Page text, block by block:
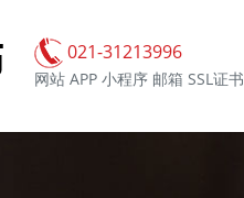
021-31213996
网站 APP 小程序 邮箱 SSL证书